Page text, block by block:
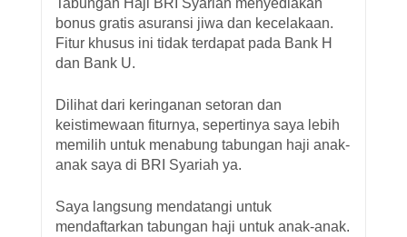
Tabungan Haji BRI Syariah menyediakan
bonus gratis asuransi jiwa dan kecelakaan.
Fitur khusus ini tidak terdapat pada Bank H
dan Bank U.
Dilihat dari keringanan setoran dan
keistimewaan fiturnya, sepertinya saya lebih
memilih untuk menabung tabungan haji anak-
anak saya di BRI Syariah ya.
Saya langsung mendatangi untuk
mendaftarkan tabungan haji untuk anak-anak.